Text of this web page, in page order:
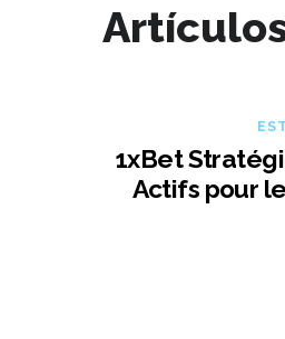
1xBet
Actifs pour